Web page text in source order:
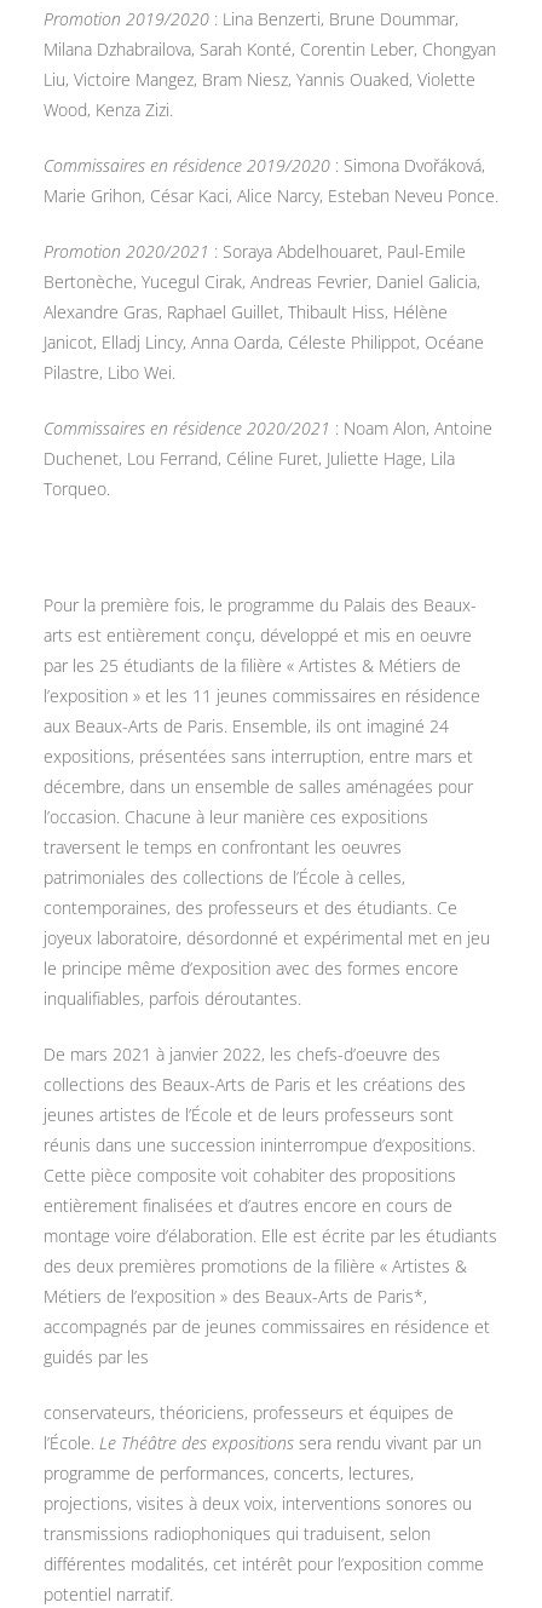
Promotion 2019/2020 : Lina Benzerti, Brune Doummar,
Milana Dzhabrailova, Sarah Konté, Corentin Leber, Chongyan
Liu, Victoire Mangez, Bram Niesz, Yannis Ouaked, Violette
Wood, Kenza Zizi.
Commissaires en résidence 2019/2020 : Simona Dvořáková,
Marie Grihon, César Kaci, Alice Narcy, Esteban Neveu Ponce.
Promotion 2020/2021 : Soraya Abdelhouaret, Paul-Emile
Bertonèche, Yucegul Cirak, Andreas Fevrier, Daniel Galicia,
Alexandre Gras, Raphael Guillet, Thibault Hiss, Hélène
Janicot, Elladj Lincy, Anna Oarda, Céleste Philippot, Océane
Pilastre, Libo Wei.
Commissaires en résidence 2020/2021 : Noam Alon, Antoine
Duchenet, Lou Ferrand, Céline Furet, Juliette Hage, Lila
Torqueo.
Pour la première fois, le programme du Palais des Beaux-
arts est entièrement conçu, développé et mis en oeuvre
par les 25 étudiants de la filière « Artistes & Métiers de
l’exposition » et les 11 jeunes commissaires en résidence
aux Beaux-Arts de Paris. Ensemble, ils ont imaginé 24
expositions, présentées sans interruption, entre mars et
décembre, dans un ensemble de salles aménagées pour
l’occasion. Chacune à leur manière ces expositions
traversent le temps en confrontant les oeuvres
patrimoniales des collections de l’École à celles,
contemporaines, des professeurs et des étudiants. Ce
joyeux laboratoire, désordonné et expérimental met en jeu
le principe même d’exposition avec des formes encore
inqualifiables, parfois déroutantes.
De mars 2021 à janvier 2022, les chefs-d’oeuvre des
collections des Beaux-Arts de Paris et les créations des
jeunes artistes de l’École et de leurs professeurs sont
réunis dans une succession ininterrompue d’expositions.
Cette pièce composite voit cohabiter des propositions
entièrement finalisées et d’autres encore en cours de
montage voire d’élaboration. Elle est écrite par les étudiants
des deux premières promotions de la filière « Artistes &
Métiers de l’exposition » des Beaux-Arts de Paris*,
accompagnés par de jeunes commissaires en résidence et
guidés par les
conservateurs, théoriciens, professeurs et équipes de
l’École. Le Théâtre des expositions sera rendu vivant par un
programme de performances, concerts, lectures,
projections, visites à deux voix, interventions sonores ou
transmissions radiophoniques qui traduisent, selon
différentes modalités, cet intérêt pour l’exposition comme
potentiel narratif.